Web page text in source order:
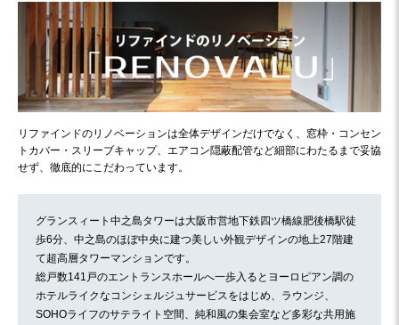
リファインドのリノベーションは全体デザインだけでなく、窓枠・コンセン
トカバー・スリーブキャップ、エアコン隠蔽配管など細部にわたるまで妥協
せず、徹底的にこだわっています。
グランスィート中之島タワーは大阪市営地下鉄四ツ橋線肥後橋駅徒
歩6分、中之島のほぼ中央に建つ美しい外観デザインの地上27階建
て超高層タワーマンションです。
総戸数141戸のエントランスホールへ一歩入るとヨーロピアン調の
ホテルライクなコンシェルジュサービスをはじめ、ラウンジ、
SOHOライフのサテライト空間、純和風の集会室など多彩な共用施